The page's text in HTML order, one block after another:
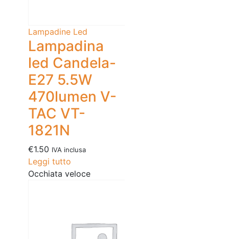
Lampadine Led
Lampadina
led Candela-
E27 5.5W
470lumen V-
TAC VT-
1821N
€1.50 IVA inclusa
Leggi tutto
Occhiata veloce